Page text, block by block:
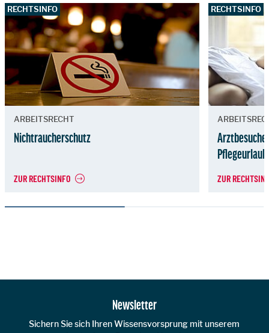
RECHTSINFO
ARBEITSRECHT
Nichtraucherschutz
ZUR RECHTSINFO
RECHTSINFO
Pflegeurlaub
ZUR
Newsletter
Sichern Sie sich Ihren Wissensvorsprung mit unserem